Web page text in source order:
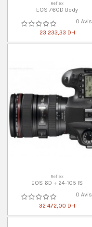
Reflex
EOS 760D Body
0 Avis
23 233,33 DH
Reflex
EOS 6D + 24-105 IS
0 Avis
32 472,00 DH